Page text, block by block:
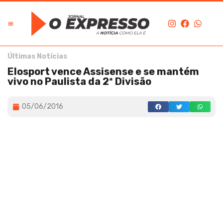
Últimas Notícias
Elosport vence Assisense e se mantém
vivo no Paulista da 2ª Divisão
05/06/2016